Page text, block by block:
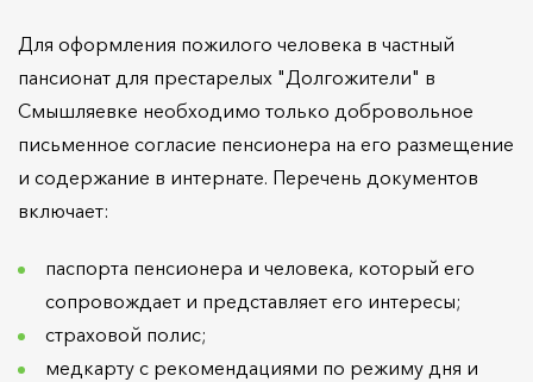
Для оформления пожилого человека в частный
пансионат для престарелых "Долгожители" в
Смышляевке необходимо только добровольное
письменное согласие пенсионера на его размещение
и содержание в интернате. Перечень документов
включает:
паспорта пенсионера и человека, который его
сопровождает и представляет его интересы;
страховой полис;
медкарту с рекомендациями по режиму дня и